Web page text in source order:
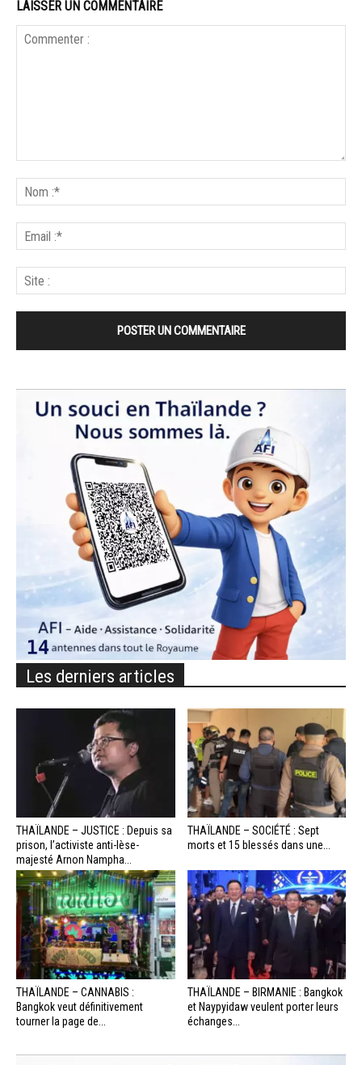
LAISSER UN COMMENTAIRE
Les derniers articles
THAÏLANDE – JUSTICE : Depuis sa
prison, l’activiste anti-lèse-
majesté Arnon Nampha...
THAÏLANDE – SOCIÉTÉ : Sept
morts et 15 blessés dans une...
THAÏLANDE – CANNABIS :
Bangkok veut définitivement
tourner la page de...
THAÏLANDE – BIRMANIE : Bangkok
et Naypyidaw veulent porter leurs
échanges...